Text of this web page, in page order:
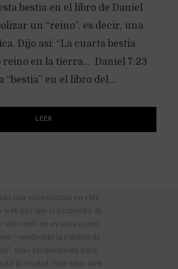
bestia en el libro de Daniel
un “reino”, es decir, una
Dijo así: “La cuarta bestia
reino en la tierra… Daniel 7:23
“bestia” en el libro del...
LEER
mis enseñanzas en este
web por que el propósito de
sitio web no es para ganar
“vendiendo la palabra de
sino simplemente para
la verdad. Este sitio web